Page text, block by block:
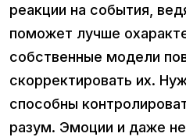
реакции на события,
поможет лучше
собственные модели
скорректировать их.
способны
разум. Эмоции и даже